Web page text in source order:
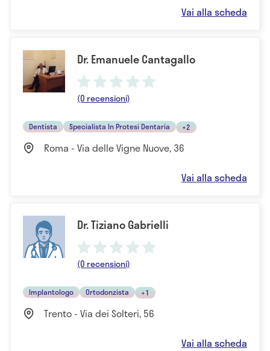
Vai alla scheda
Dr. Emanuele Cantagallo
(0 recensioni)
Dentista Specialista In Protesi Dentaria +2
Roma - Via delle Vigne Nuove, 36
Vai alla scheda
Dr. Tiziano Gabrielli
(0 recensioni)
Implantologo Ortodonzista +1
Trento - Via dei Solteri, 56
Vai alla scheda